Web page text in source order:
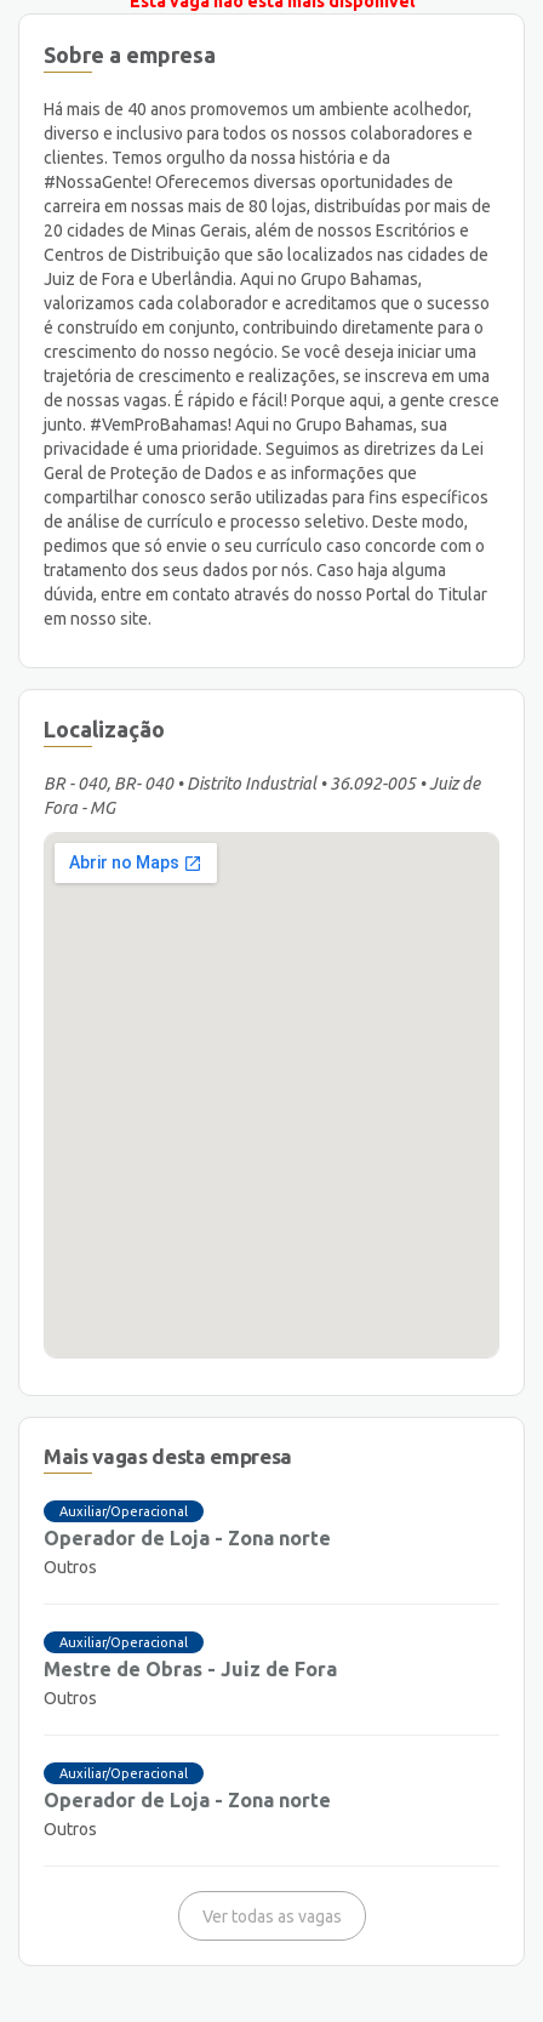
Sobre a empresa
Há mais de 40 anos promovemos um ambiente acolhedor,
diverso e inclusivo para todos os nossos colaboradores e
clientes. Temos orgulho da nossa história e da
#NossaGente! Oferecemos diversas oportunidades de
carreira em nossas mais de 80 lojas, distribuídas por mais de
20 cidades de Minas Gerais, além de nossos Escritórios e
Centros de Distribuição que são localizados nas cidades de
Juiz de Fora e Uberlândia. Aqui no Grupo Bahamas,
valorizamos cada colaborador e acreditamos que o sucesso
é construído em conjunto, contribuindo diretamente para o
crescimento do nosso negócio. Se você deseja iniciar uma
trajetória de crescimento e realizações, se inscreva em uma
de nossas vagas. É rápido e fácil! Porque aqui, a gente cresce
junto. #VemProBahamas! Aqui no Grupo Bahamas, sua
privacidade é uma prioridade. Seguimos as diretrizes da Lei
Geral de Proteção de Dados e as informações que
compartilhar conosco serão utilizadas para fins específicos
de análise de currículo e processo seletivo. Deste modo,
pedimos que só envie o seu currículo caso concorde com o
tratamento dos seus dados por nós. Caso haja alguma
dúvida, entre em contato através do nosso Portal do Titular
em nosso site.
Localização
BR - 040, BR- 040 • Distrito Industrial • 36.092-005 • Juiz de
Fora - MG
Mais vagas desta empresa
Auxiliar/Operacional
Operador de Loja - Zona norte
Outros
Auxiliar/Operacional
Mestre de Obras - Juiz de Fora
Outros
Auxiliar/Operacional
Operador de Loja - Zona norte
Outros
Ver todas as vagas